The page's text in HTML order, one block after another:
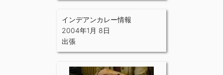
インデアンカレー情報
2004年1月 8日
出張